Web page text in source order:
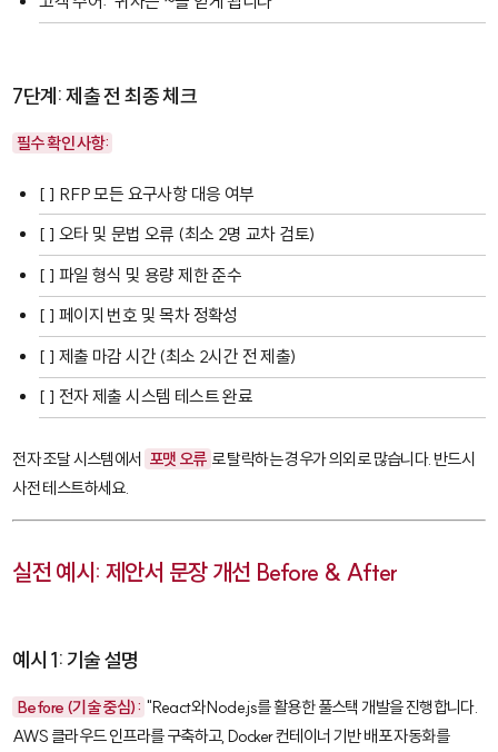
7단계: 제출 전 최종 체크
필수 확인 사항:
[ ] RFP 모든 요구사항 대응 여부
[ ] 오타 및 문법 오류 (최소 2명 교차 검토)
[ ] 파일 형식 및 용량 제한 준수
[ ] 페이지 번호 및 목차 정확성
[ ] 제출 마감 시간 (최소 2시간 전 제출)
[ ] 전자 제출 시스템 테스트 완료
전자 조달 시스템에서 포맷 오류 로 탈락하는 경우가 의외로 많습니다. 반드시
사전 테스트하세요.
실전 예시: 제안서 문장 개선 Before & After
예시 1: 기술 설명
Before (기술 중심): "React와 Node.js를 활용한 풀스택 개발을 진행합니다.
AWS 클라우드 인프라를 구축하고, Docker 컨테이너 기반 배포 자동화를